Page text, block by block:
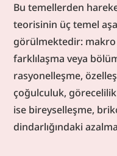
Bu temellerden
teorisinin üç temel
görülmektedir:
farklılaşma veya
rasyonelleşme,
çoğulculuk,
ise bireyselleşme,
dindarlığındaki